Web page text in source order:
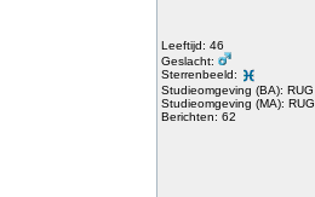
Leeftijd: 46
Geslacht:
Sterrenbeeld:
Studieomgeving (BA): RUG
Studieomgeving (MA): RUG
Berichten: 62